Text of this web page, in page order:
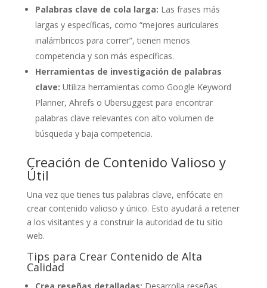
Palabras clave de cola larga: Las frases más
largas y específicas, como “mejores auriculares
inalámbricos para correr”, tienen menos
competencia y son más específicas.
Herramientas de investigación de palabras
clave: Utiliza herramientas como Google Keyword
Planner, Ahrefs o Ubersuggest para encontrar
palabras clave relevantes con alto volumen de
búsqueda y baja competencia.
Creación de Contenido Valioso y
Útil
Una vez que tienes tus palabras clave, enfócate en
crear contenido valioso y único. Esto ayudará a retener
a los visitantes y a construir la autoridad de tu sitio
web.
Tips para Crear Contenido de Alta
Calidad